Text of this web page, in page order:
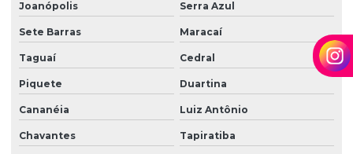
Joanópolis Serra Azul
Sete Barras Maracaí
Taguaí Cedral
Piquete Duartina
Cananéia Luiz Antônio
Chavantes Tapiratiba